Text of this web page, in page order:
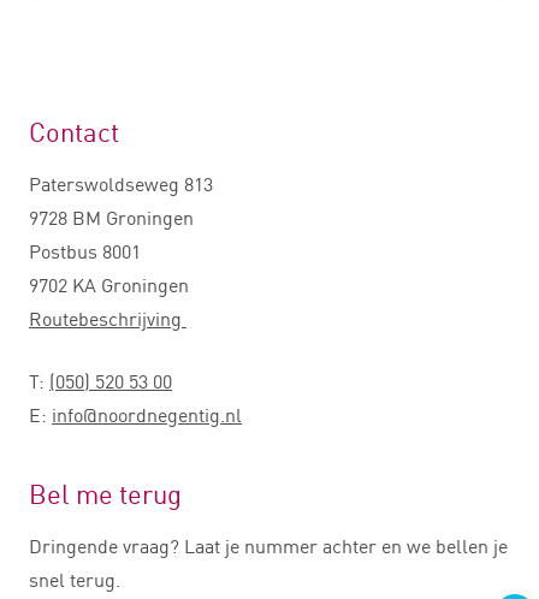
Contact
Paterswoldseweg 813
9728 BM Groningen
Postbus 8001
9702 KA Groningen
Routebeschrijving
T: (050) 520 53 00
E: info@noordnegentig.nl
Bel me terug
Dringende vraag? Laat je nummer achter en we bellen je
snel terug.